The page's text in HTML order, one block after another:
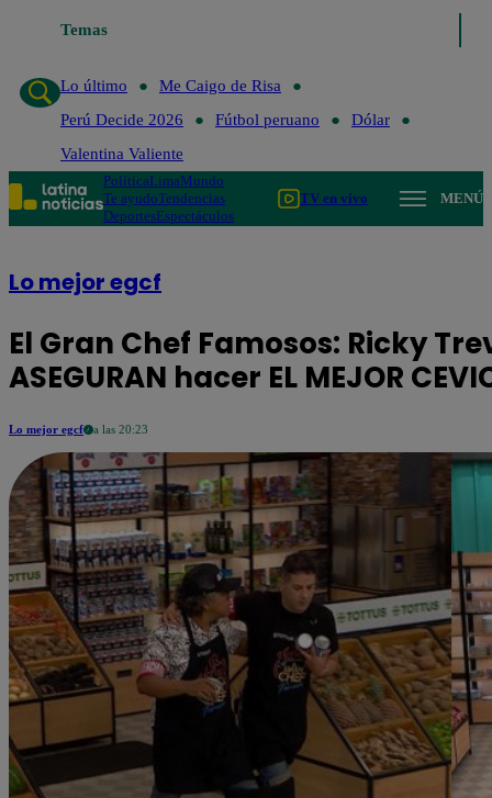
Temas
Lo último Me Caigo de Risa
Lo último
Me Caigo de Risa
Perú Decide 2026
Fútbol peruano
Dólar
Valentina Valiente
PolíticaLimaMundo
Te ayudoTendencias
DeportesEspectáculos
TV en vivo MENÚ
Lo mejor egcf
El Gran Chef Famosos: Ricky
ASEGURAN hacer EL MEJOR
Lo mejor egcf a las 20:23